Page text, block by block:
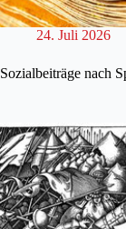
24. Juli 2026
Sozialbeiträge nach